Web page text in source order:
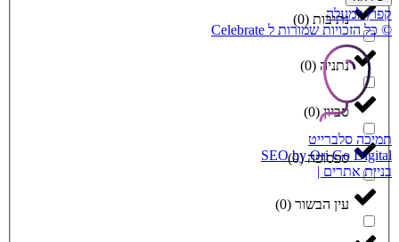
נתיבות (
0
)
נתניה (
0
)
סביון(
0
)
ספסופה(
0
)
עין הבשור (
0
)
קפוץ למעלה
© כל הזכויות שמורות ל Celebrate
תמיכה סלברייט
SEO by Ori Go Digital
בניית אתרים |